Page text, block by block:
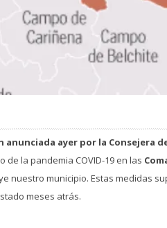
anunciada ayer por la Consejera
la pandemia COVID-19 en las
nuestro municipio. Estas medidas
meses atrás.